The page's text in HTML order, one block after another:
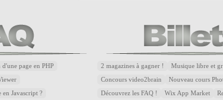
page en PHP
Javascript ?
2 magazines à gagner ! Musique libre et
Concours video2brain Nouveau cours
Découvrez les FAQ ! Wix App Market